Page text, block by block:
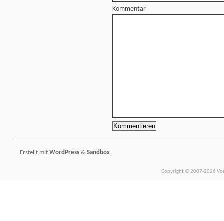
Kommentar
Erstellt mit WordPress & Sandbox
Copyright © 2007-2026